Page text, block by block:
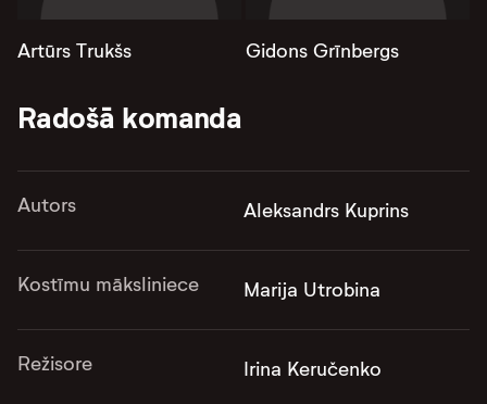
Artūrs Trukšs Gidons Grīnbergs
Radošā komanda
Autors Aleksandrs Kuprins
Kostīmu māksliniece Marija Utrobina
Režisore Irina Keručenko